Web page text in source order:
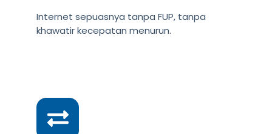
Internet sepuasnya tanpa FUP, tanpa
khawatir kecepatan menurun.